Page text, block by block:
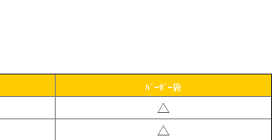
ﾊﾞｰｶﾞｰ袋
△
△